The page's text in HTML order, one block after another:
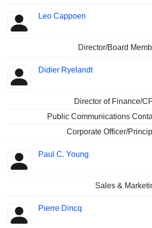
Leo Cappoen
Director/Board
Didier Ryelandt
Director of Finance/
Public Communications
Corporate Officer/
Paul C. Young
Sales &
Pierre Dincq